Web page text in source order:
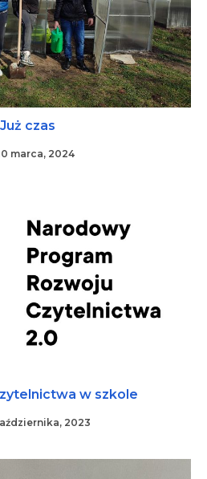
Już czas
marca, 2024
w szkole
2023